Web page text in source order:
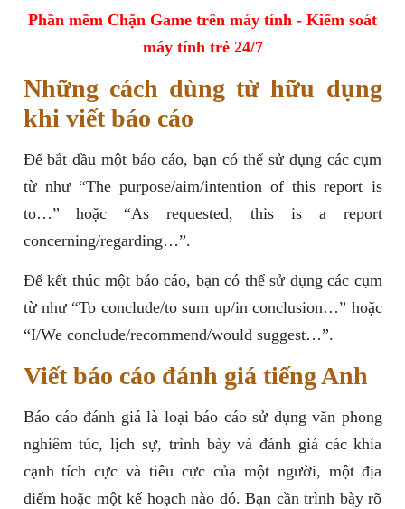
Phần mềm Chặn Game trên máy tính - Kiểm soát
máy tính trẻ 24/7
Những cách dùng từ hữu dụng
khi viết báo cáo
Để bắt đầu một báo cáo, bạn có thể sử dụng các cụm
từ như “The purpose/aim/intention of this report is
to…” hoặc “As requested, this is a report
concerning/regarding…”.
Để kết thúc một báo cáo, bạn có thể sử dụng các cụm
từ như “To conclude/to sum up/in conclusion…” hoặc
“I/We conclude/recommend/would suggest…”.
Viết báo cáo đánh giá tiếng Anh
Báo cáo đánh giá là loại báo cáo sử dụng văn phong
nghiêm túc, lịch sự, trình bày và đánh giá các khía
cạnh tích cực và tiêu cực của một người, một địa
điểm hoặc một kế hoạch nào đó. Bạn cần trình bày rõ